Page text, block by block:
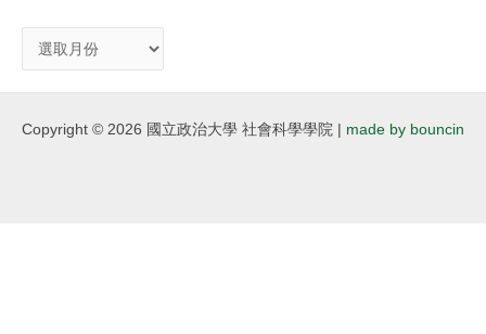
Copyright © 2026 國立政治大學 社會科學學院 | made by bouncin